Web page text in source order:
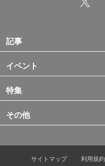
記事
イベント
特集
その他
サイトマップ 利用規約